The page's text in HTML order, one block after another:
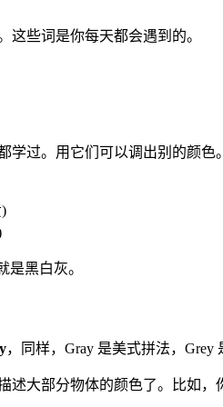
这些词是你每天都会遇到的。
学过。用它们可以调出别的颜色。
是黑白灰。
，同样，Gray 是美式拼法，Grey
述大部分物体的颜色了。比如，